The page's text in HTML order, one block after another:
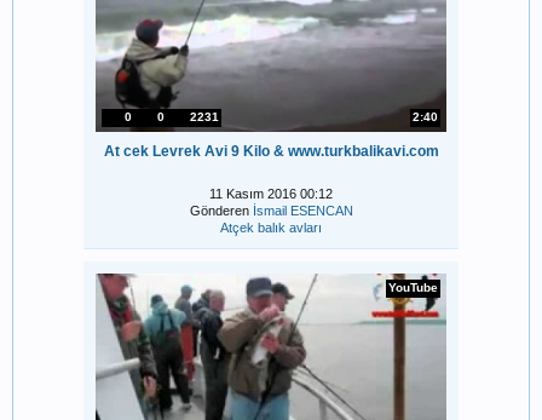
0 0 2231 2:40
At cek Levrek Avi 9 Kilo & www.turkbalikavi.com
11 Kasım 2016 00:12
Gönderen İsmail ESENCAN
Atçek balık avları
YouTube